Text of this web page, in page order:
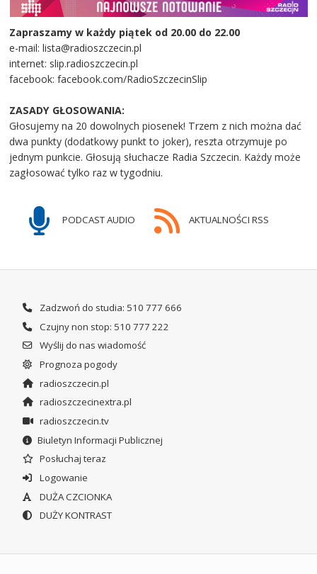
Zapraszamy w każdy piątek od 20.00 do 22.00
e-mail: lista@radioszczecin.pl
internet: slip.radioszczecin.pl
facebook: facebook.com/RadioSzczecinSlip
ZASADY GŁOSOWANIA:
Głosujemy na 20 dowolnych piosenek! Trzem z nich można dać
dwa punkty (dodatkowy punkt to joker), reszta otrzymuje po
jednym punkcie. Głosują słuchacze Radia Szczecin. Każdy może
zagłosować tylko raz w tygodniu.
PODCAST AUDIO AKTUALNOŚCI RSS
Zadzwoń do studia: 510 777 666
Czujny non stop: 510 777 222
Wyślij do nas wiadomość
Prognoza pogody
radioszczecin.pl
radioszczecinextra.pl
radioszczecin.tv
Biuletyn Informacji Publicznej
Posłuchaj teraz
Logowanie
DUŻA CZCIONKA
DUŻY KONTRAST